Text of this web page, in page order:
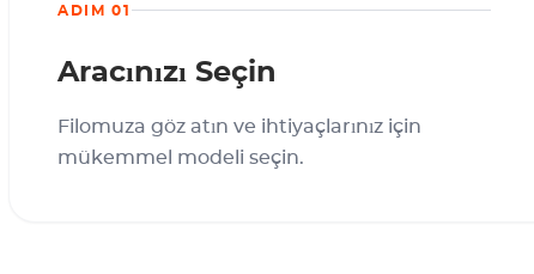
ADIM 01
Aracınızı Seçin
Filomuza göz atın ve ihtiyaçlarınız için
mükemmel modeli seçin.